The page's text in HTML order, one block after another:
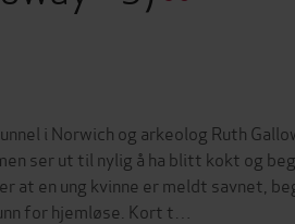
i Norwich og arkeolog Ruth
ser ut til nylig å ha blitt kokt og
en ung kvinne er meldt savnet,
for hjemløse. Kort t…